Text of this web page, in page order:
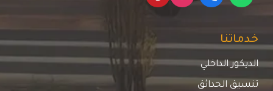
خدماتنا
الديكور الداخلي
تنسيق الحدائق